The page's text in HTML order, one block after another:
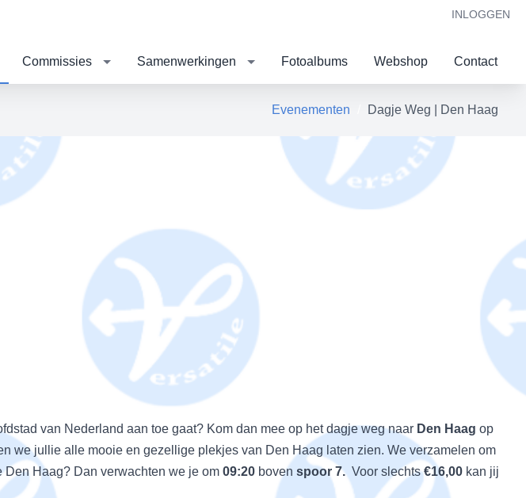
INLOGGEN
Commissies Samenwerkingen Fotoalbums Webshop Contact
Evenementen Dagje Weg | Den Haag
van Nederland aan toe gaat? Kom dan mee op het dagje weg naar Den Haag op
we jullie alle mooie en gezellige plekjes van Den Haag laten zien. We verzamelen om
Haag? Dan verwachten we je om 09:20 boven spoor 7. Voor slechts€16,00 kan jij